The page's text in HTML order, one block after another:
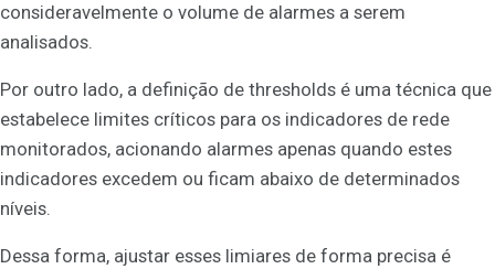
consideravelmente o volume de alarmes a serem
analisados.
Por outro lado, a definição de thresholds é uma técnica que
estabelece limites críticos para os indicadores de rede
monitorados, acionando alarmes apenas quando estes
indicadores excedem ou ficam abaixo de determinados
níveis.
Dessa forma, ajustar esses limiares de forma precisa é